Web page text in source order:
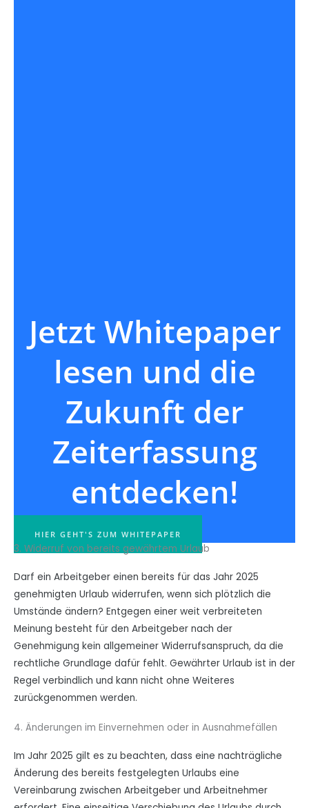
Jetzt Whitepaper
lesen und die
Zukunft der
Zeiterfassung
entdecken!
HIER GEHT'S ZUM WHITEPAPER
3. Widerruf von bereits gewährtem Urlaub
Darf ein Arbeitgeber einen bereits für das Jahr 2025
genehmigten Urlaub widerrufen, wenn sich plötzlich die
Umstände ändern? Entgegen einer weit verbreiteten
Meinung besteht für den Arbeitgeber nach der
Genehmigung kein allgemeiner Widerrufsanspruch, da die
rechtliche Grundlage dafür fehlt. Gewährter Urlaub ist in der
Regel verbindlich und kann nicht ohne Weiteres
zurückgenommen werden.
4. Änderungen im Einvernehmen oder in Ausnahmefällen
Im Jahr 2025 gilt es zu beachten, dass eine nachträgliche
Änderung des bereits festgelegten Urlaubs eine
Vereinbarung zwischen Arbeitgeber und Arbeitnehmer